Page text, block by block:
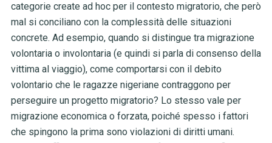
categorie create ad hoc per il contesto migratorio, che però
mal si conciliano con la complessità delle situazioni
concrete. Ad esempio, quando si distingue tra migrazione
volontaria o involontaria (e quindi si parla di consenso della
vittima al viaggio), come comportarsi con il debito
volontario che le ragazze nigeriane contraggono per
perseguire un progetto migratorio? Lo stesso vale per
migrazione economica o forzata, poiché spesso i fattori
che spingono la prima sono violazioni di diritti umani.